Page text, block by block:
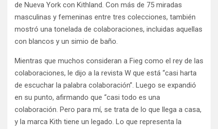
de Nueva York con Kithland. Con más de 75 miradas
masculinas y femeninas entre tres colecciones, también
mostró una tonelada de colaboraciones, incluidas aquellas
con blancos y un simio de baño.
Mientras que muchos consideran a Fieg como el rey de las
colaboraciones, le dijo a la revista W que está “casi harta
de escuchar la palabra colaboración”. Luego se expandió
en su punto, afirmando que “casi todo es una
colaboración. Pero para mí, se trata de lo que llega a casa,
y la marca Kith tiene un legado. Lo que representa la